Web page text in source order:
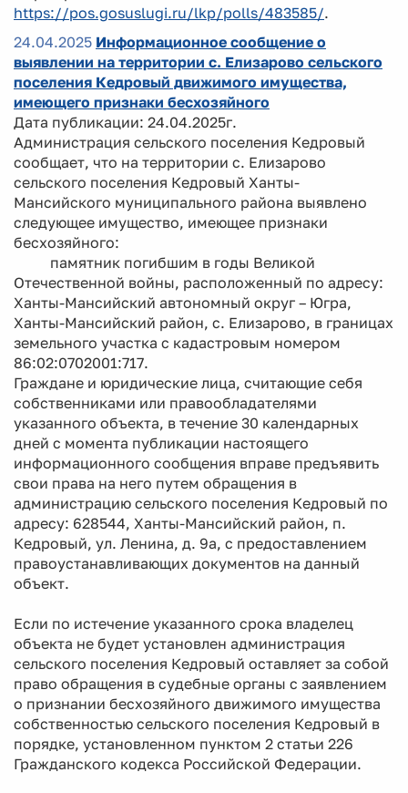
https://pos.gosuslugi.ru/lkp/polls/483585/.
24.04.2025 Информационное сообщение о
выявлении на территории с. Елизарово сельского
поселения Кедровый движимого имущества,
имеющего признаки бесхозяйного
Дата публикации: 24.04.2025г.
Администрация сельского поселения Кедровый
сообщает, что на территории с. Елизарово
сельского поселения Кедровый Ханты-
Мансийского муниципального района выявлено
следующее имущество, имеющее признаки
бесхозяйного:
памятник погибшим в годы Великой
Отечественной войны, расположенный по адресу:
Ханты-Мансийский автономный округ – Югра,
Ханты-Мансийский район, с. Елизарово, в границах
земельного участка с кадастровым номером
86:02:0702001:717.
Граждане и юридические лица, считающие себя
собственниками или правообладателями
указанного объекта, в течение 30 календарных
дней с момента публикации настоящего
информационного сообщения вправе предъявить
свои права на него путем обращения в
администрацию сельского поселения Кедровый по
адресу: 628544, Ханты-Мансийский район, п.
Кедровый, ул. Ленина, д. 9а, с предоставлением
правоустанавливающих документов на данный
объект.
Если по истечение указанного срока владелец
объекта не будет установлен администрация
сельского поселения Кедровый оставляет за собой
право обращения в судебные органы с заявлением
о признании бесхозяйного движимого имущества
собственностью сельского поселения Кедровый в
порядке, установленном пунктом 2 статьи 226
Гражданского кодекса Российской Федерации.